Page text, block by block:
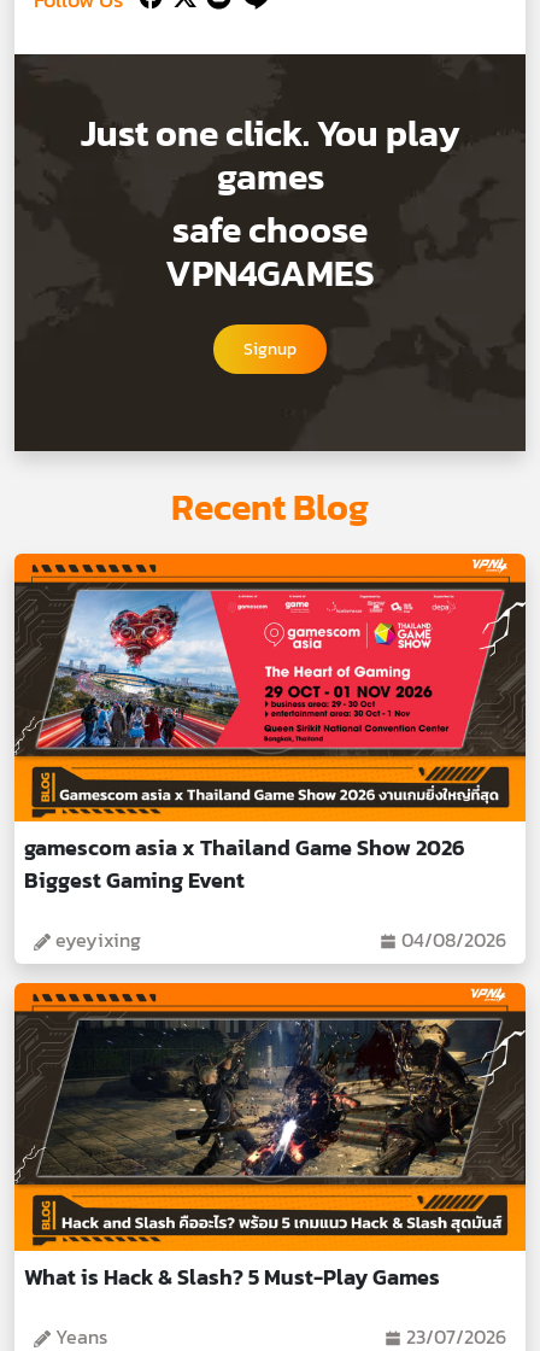
Just one click. You play
games
safe choose
VPN4GAMES
Signup
Recent Blog
gamescom asia x Thailand Game Show 2026
Biggest Gaming Event
eyeyixing 04/08/2026
What is Hack & Slash? 5 Must-Play Games
Yeans 23/07/2026